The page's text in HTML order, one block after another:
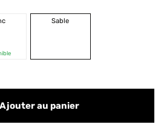
Sable
Ajouter au panier